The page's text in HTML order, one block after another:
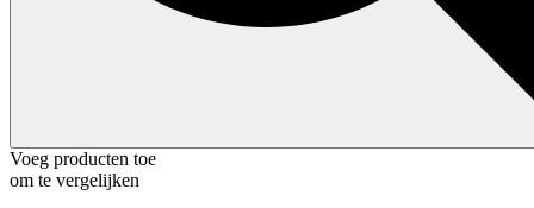
Voeg producten toe
om te vergelijken